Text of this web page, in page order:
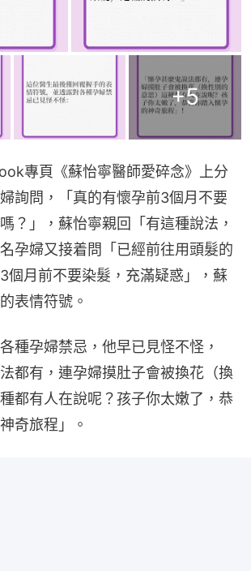
+5
專頁《蘇怡寧醫師愛碎念》上分
詢問，「真的有懷孕前3個月不要
？」，蘇怡寧親回「有這種說法，
孕婦又接着問「已經前往用頭髮的
個月前不要染髮，充滿疑惑」，蘇
表情符號。
種孕婦禁忌，他早已見怪不怪，
法都有，連孕婦摸肚子會被換花（換
都有人在說呢？孩子你太嫩了，恭
奇旅程」。